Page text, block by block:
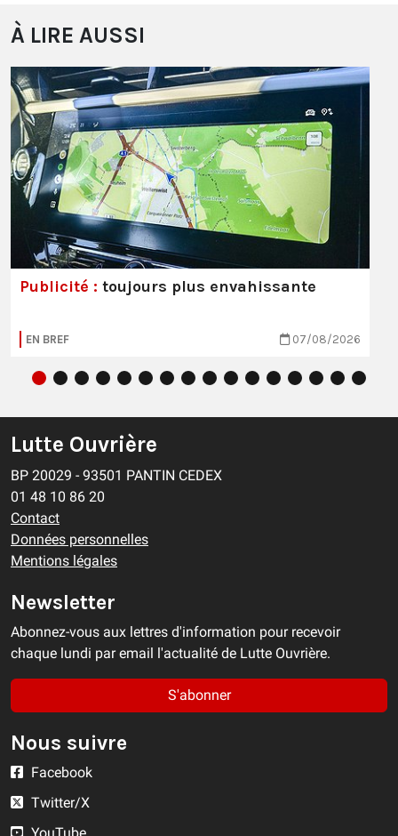
À LIRE AUSSI
Publicité : toujours plus envahissante
EN BREF 07/08/2026
Lutte Ouvrière
BP 20029 - 93501 PANTIN CEDEX
01 48 10 86 20
Contact
Données personnelles
Mentions légales
Newsletter
Abonnez-vous aux lettres d'information pour recevoir
chaque lundi par email l'actualité de Lutte Ouvrière.
S'abonner
Nous suivre
Facebook
Twitter/X